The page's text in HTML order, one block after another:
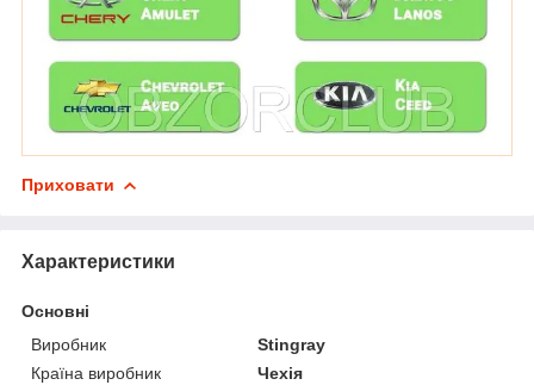
Приховати
Характеристики
Основні
Виробник
Stingray
Країна виробник
Чехія